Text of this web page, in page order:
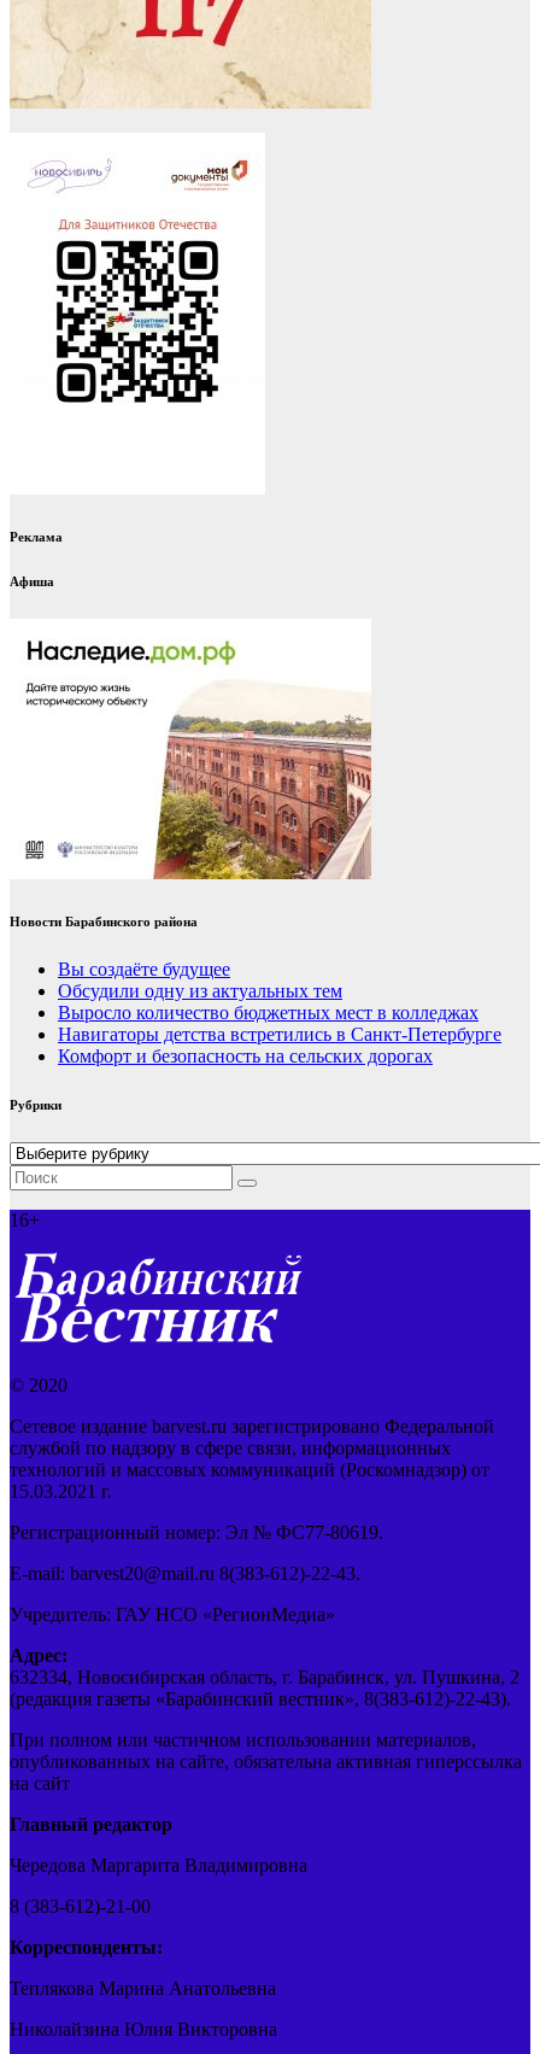
Реклама
Афиша
Новости Барабинского района
Вы создаёте будущее
Обсудили одну из актуальных тем
Выросло количество бюджетных мест в колледжах
Навигаторы детства встретились в Санкт-Петербурге
Комфорт и безопасность на сельских дорогах
Рубрики
Рубрики
16+
© 2020
Сетевое издание barvest.ru зарегистрировано Федеральной
службой по надзору в сфере связи, информационных
технологий и массовых коммуникаций (Роскомнадзор) от
15.03.2021 г.
Регистрационный номер: Эл № ФС77-80619.
E-mail: barvest20@mail.ru 8(383-612)-22-43.
Учредитель: ГАУ НСО «РегионМедиа»
Адрес:
632334, Новосибирская область, г. Барабинск, ул. Пушкина, 2
(редакция газеты «Барабинский вестник», 8(383-612)-22-43).
При полном или частичном использовании материалов,
опубликованных на сайте, обязательна активная гиперссылка
на сайт
Главный редактор
Чередова Маргарита Владимировна
8 (383-612)-21-00
Корреспонденты:
Теплякова Марина Анатольевна
Николайзина Юлия Викторовна